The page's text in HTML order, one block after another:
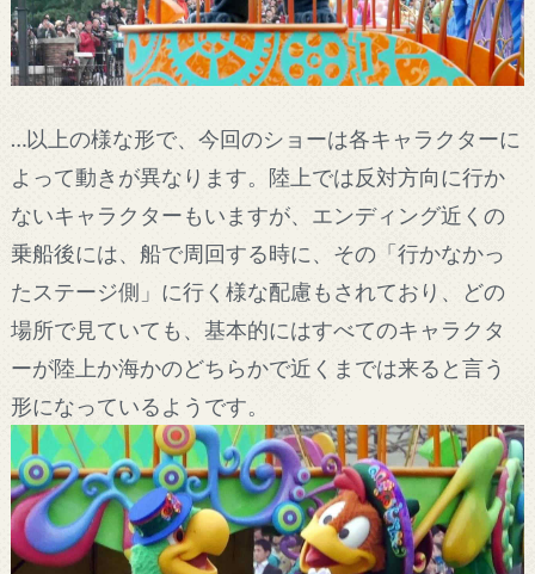
…以上の様な形で、今回のショーは各キャラクターに
よって動きが異なります。陸上では反対方向に行か
ないキャラクターもいますが、エンディング近くの
乗船後には、船で周回する時に、その「行かなかっ
たステージ側」に行く様な配慮もされており、どの
場所で見ていても、基本的にはすべてのキャラクタ
ーが陸上か海かのどちらかで近くまでは来ると言う
形になっているようです。